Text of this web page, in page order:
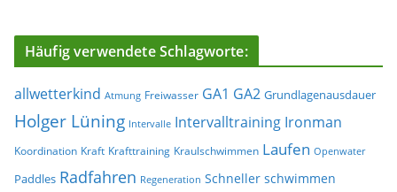
Häufig verwendete Schlagworte:
allwetterkind Atmung Freiwasser GA1 GA2 Grundlagenausdauer
Holger Lüning Intervalle Intervalltraining Ironman
Koordination Kraft Krafttraining Kraulschwimmen Laufen Openwater
Paddles Radfahren Regeneration Schneller schwimmen